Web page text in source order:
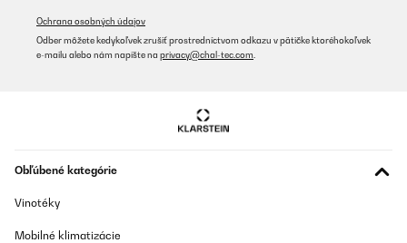
Ochrana osobných údajov
Odber môžete kedykoľvek zrušiť prostredníctvom odkazu v pätičke ktoréhokoľvek
e-mailu alebo nám napíšte na privacy@chal-tec.com
Obľúbené kategórie
Vinotéky
Mobilné klimatizácie